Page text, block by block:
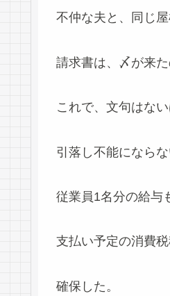
不仲な夫と、同じ屋
請求書は、〆が来
これで、文句はない
引落し不能にならな
従業員1名分の給与
支払い予定の消費税
確保した。